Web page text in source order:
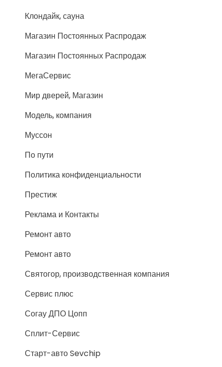
Клондайк, сауна
Магазин Постоянных Распродаж
Магазин Постоянных Распродаж
МегаСервис
Мир дверей, Магазин
Модель, компания
Муссон
По пути
Политика конфиденциальности
Престиж
Реклама и Контакты
Ремонт авто
Ремонт авто
Святогор, производственная компания
Сервис плюс
Согау ДПО Цопп
Сплит-Сервис
Старт-авто Sevchip